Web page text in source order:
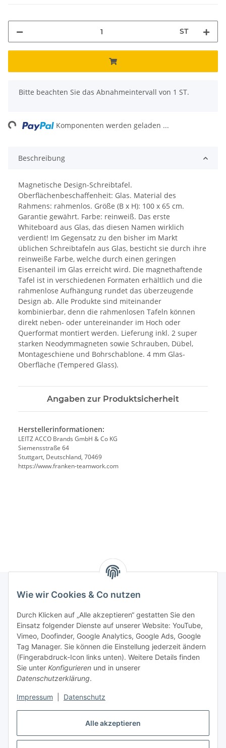
Alle akzeptieren
Wie wir Cookies & Co nutzen
Durch Klicken auf „Alle akzeptieren“ gestatten Sie den
Einsatz folgender Dienste auf unserer Website: YouTube,
Vimeo, Doofinder, Google Analytics, Google Ads, Google
Tag Manager. Sie können die Einstellung jederzeit ändern
(Fingerabdruck-Icon links unten). Weitere Details finden
Sie unter Konfigurieren und in unserer
Datenschutzerklärung.
Impressum Datenschutz
ST
x
Bitte beachten Sie das Abnahmeintervall von 1 ST.
Komponenten werden geladen ...
Beschreibung
Magnetische Design-Schreibtafel.
Oberflächenbeschaffenheit: Glas. Material des
Rahmens: rahmenlos. Größe (B x H): 100 x 65 cm.
Garantie gewährt. Farbe: reinweiß. Das erste
Whiteboard aus Glas, das diesen Namen wirklich
verdient! Im Gegensatz zu den bisher im Markt
üblichen Schreibtafeln aus Glas, besticht sie durch ihre
reinweiße Farbe, welche durch einen geringen
Eisenanteil im Glas erreicht wird. Die magnethaftende
Tafel ist in verschiedenen Formaten erhältlich und die
rahmenlose Aufhängung rundet das überzeugende
Design ab. Alle Produkte sind miteinander
kombinierbar, denn die rahmenlosen Tafeln können
direkt neben- oder untereinander im Hoch oder
Querformat montiert werden. Lieferung inkl. 2 super
starken Neodymmagneten sowie Schrauben, Dübel,
Montageschiene und Bohrschablone. 4 mm Glas-
Oberfläche (Tempered Glass).
Angaben zur Produktsicherheit
Herstellerinformationen:
LEITZ ACCO Brands GmbH & Co KG
Siemensstraße 64
Stuttgart, Deutschland, 70469
https://www.franken-teamwork.com
Rechtliches
Allgemeines
Firma